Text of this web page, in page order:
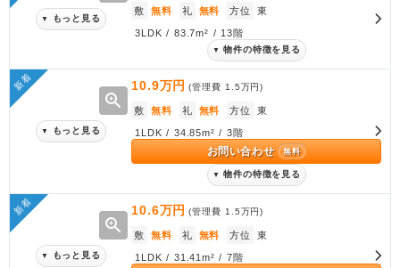
▼ もっと見る
敷 無料 礼 無料 方位 東
3LDK / 83.7m² / 13階
▼ 物件の特徴を見る
新着
zoom_in
▼ もっと見る
10.9万円 (管理費 1.5万円)
敷 無料 礼 無料 方位 東
1LDK / 34.85m² / 3階
お問い合わせ 無料
▼ 物件の特徴を見る
新着
zoom_in
▼ もっと見る
10.6万円 (管理費 1.5万円)
敷 無料 礼 無料 方位 東
1LDK / 31.41m² / 7階